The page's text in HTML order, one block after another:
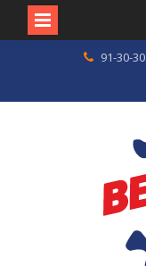
91-30-30